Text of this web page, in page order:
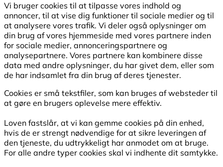
Vi bruger cookies til at tilpasse vores indhold og
annoncer, til at vise dig funktioner til sociale medier og til
at analysere vores trafik. Vi deler også oplysninger om
din brug af vores hjemmeside med vores partnere inden
for sociale medier, annonceringspartnere og
analysepartnere. Vores partnere kan kombinere disse
data med andre oplysninger, du har givet dem, eller som
de har indsamlet fra din brug af deres tjenester.
Cookies er små tekstfiler, som kan bruges af websteder til
at gøre en brugers oplevelse mere effektiv.
Loven fastslår, at vi kan gemme cookies på din enhed,
hvis de er strengt nødvendige for at sikre leveringen af
den tjeneste, du udtrykkeligt har anmodet om at bruge.
For alle andre typer cookies skal vi indhente dit samtykke.